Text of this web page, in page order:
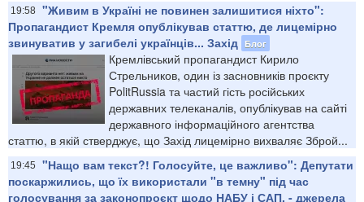
19:58 "Живим в Україні не повинен залишитися ніхто":
Пропагандист Кремля опублікував статтю, де лицемірно
звинуватив у загибелі українців... Захід Блог
Кремлівський пропагандист Кирило
Стрельников, один із засновників проєкту
PolitRussia та частий гість російських
державних телеканалів, опублікував на сайті
державного інформаційного агентства
статтю, в якій стверджує, що Захід лицемірно вихваляє Зброй...
19:45
"Нащо вам текст?! Голосуйте, це важливо": Депутати
поскаржились, що їх використали "в темну" під час
голосування за законопроєкт щодо НАБУ і САП, - джерела